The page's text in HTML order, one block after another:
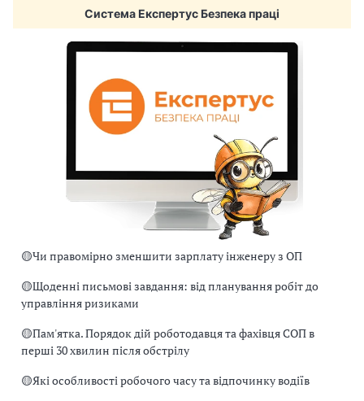
Система Експертус Безпека праці
🟡Чи правомірно зменшити зарплату інженеру з ОП
🟡Щоденні письмові завдання: від планування робіт до
управління ризиками
🟡Пам'ятка. Порядок дій роботодавця та фахівця СОП в
перші 30 хвилин після обстрілу
🟡Які особливості робочого часу та відпочинку водіїв